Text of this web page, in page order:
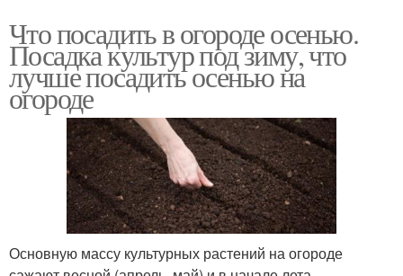
Что посадить в огороде осенью.
Посадка культур под зиму, что
лучше посадить осенью на
огороде
Основную массу культурных растений на огороде